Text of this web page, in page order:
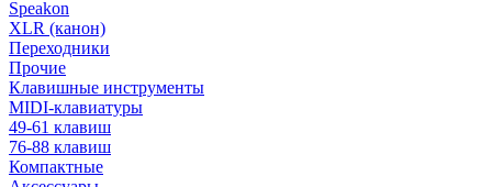
Speakon
XLR (канон)
Переходники
Прочие
Клавишные инструменты
MIDI-клавиатуры
49-61 клавиш
76-88 клавиш
Компактные